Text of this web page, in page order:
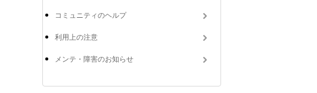
コミュニティのヘルプ
利用上の注意
メンテ・障害のお知らせ